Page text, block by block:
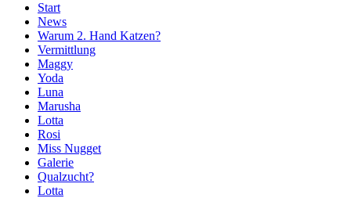
Start
News
Warum 2. Hand Katzen?
Vermittlung
Maggy
Yoda
Luna
Marusha
Lotta
Rosi
Miss Nugget
Galerie
Qualzucht?
Lotta